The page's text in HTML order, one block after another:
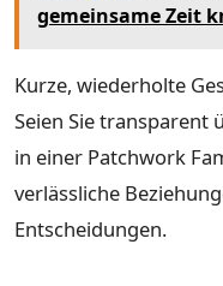
gemeinsame Zeit
Kurze, wiederholte
Seien Sie transparent
in einer Patchwork
verlässliche
Entscheidungen.